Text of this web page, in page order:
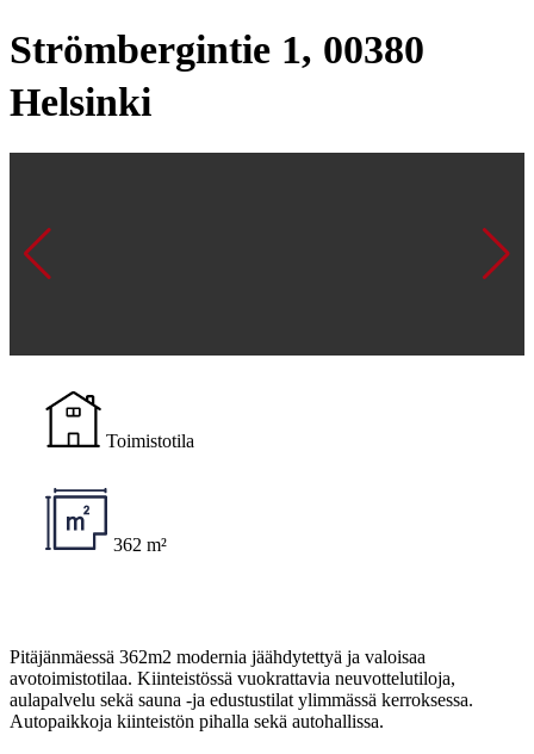
Strömbergintie 1, 00380
Helsinki
Toimistotila
362 m²
Pitäjänmäessä 362m2 modernia jäähdytettyä ja valoisaa
avotoimistotilaa. Kiinteistössä vuokrattavia neuvottelutiloja,
aulapalvelu sekä sauna -ja edustustilat ylimmässä kerroksessa.
Autopaikkoja kiinteistön pihalla sekä autohallissa.